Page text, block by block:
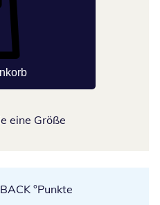
eine Größe
°Punkte